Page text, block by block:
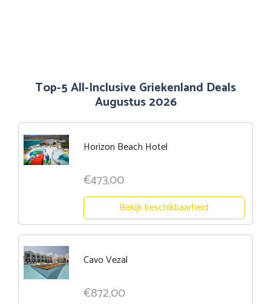
Top-5 All-Inclusive Griekenland Deals
Augustus 2026
Horizon Beach Hotel
€473,00
Bekijk beschikbaarheid
Cavo Vezal
€872,00